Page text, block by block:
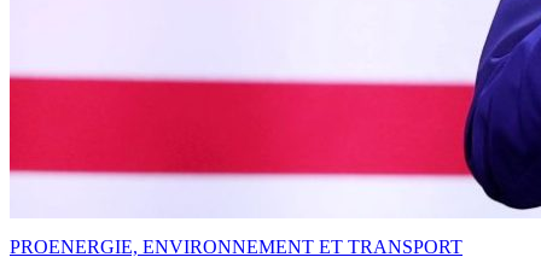
PROENERGIE, ENVIRONNEMENT ET TRANSPORT